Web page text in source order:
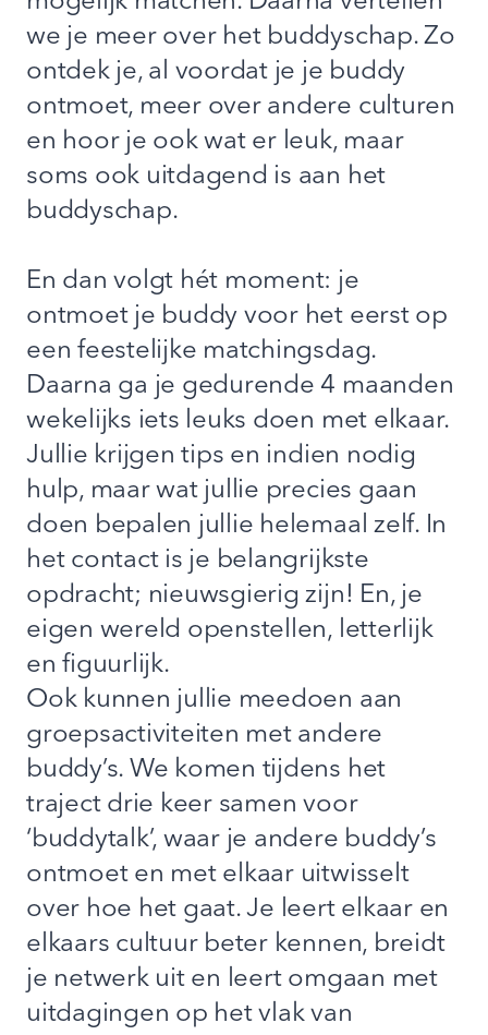
we je meer over het buddyschap. Zo
ontdek je, al voordat je je buddy
ontmoet, meer over andere culturen
en hoor je ook wat er leuk, maar
soms ook uitdagend is aan het
buddyschap.
En dan volgt hét moment: je
ontmoet je buddy voor het eerst op
een feestelijke matchingsdag.
Daarna ga je gedurende 4 maanden
wekelijks iets leuks doen met elkaar.
Jullie krijgen tips en indien nodig
hulp, maar wat jullie precies gaan
doen bepalen jullie helemaal zelf. In
het contact is je belangrijkste
opdracht; nieuwsgierig zijn! En, je
eigen wereld openstellen, letterlijk
en figuurlijk.
Ook kunnen jullie meedoen aan
groepsactiviteiten met andere
buddy’s. We komen tijdens het
traject drie keer samen voor
‘buddytalk’, waar je andere buddy’s
ontmoet en met elkaar uitwisselt
over hoe het gaat. Je leert elkaar en
elkaars cultuur beter kennen, breidt
je netwerk uit en leert omgaan met
uitdagingen op het vlak van